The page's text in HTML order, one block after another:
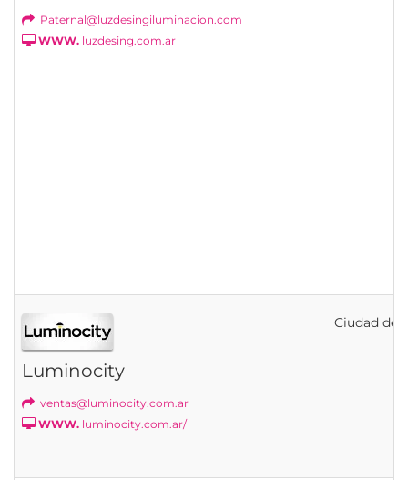
Paternal@luzdesingiluminacion.com
WWW. luzdesing.com.ar
Luminocity
ventas@luminocity.com.ar
WWW. luminocity.com.ar/
Ciudad de